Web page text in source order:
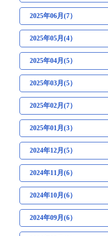
2025年06月(7）
2025年05月(4）
2025年04月(5）
2025年03月(5）
2025年02月(7）
2025年01月(3）
2024年12月(5）
2024年11月(6）
2024年10月(6）
2024年09月(6）